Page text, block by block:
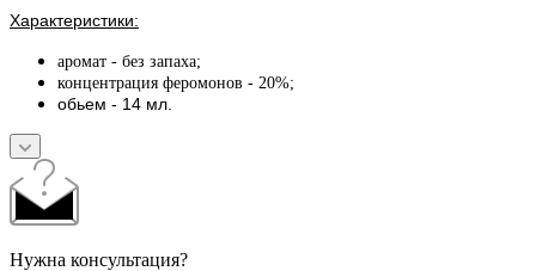
Характеристики:
аромат - без запаха;
концентрация феромонов - 20%;
обьем - 14 мл.
Нужна консультация?